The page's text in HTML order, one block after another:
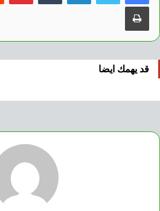
طباعة
قد يهمك ايضا